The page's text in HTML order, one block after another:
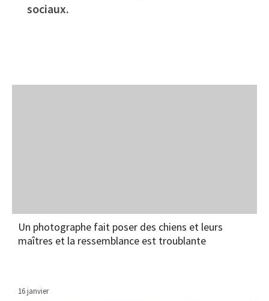
sociaux.
Un photographe fait poser des chiens et leurs
maîtres et la ressemblance est troublante
16 janvier